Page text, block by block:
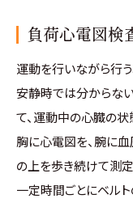
負荷心電図検
運動を行いながら行
安静時では分からな
て、運動中の心臓の状
胸に心電図を、腕に
の上を歩き続けて測定
一定時間ごとにベル